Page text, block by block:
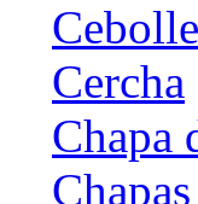
Cercha
Chapa